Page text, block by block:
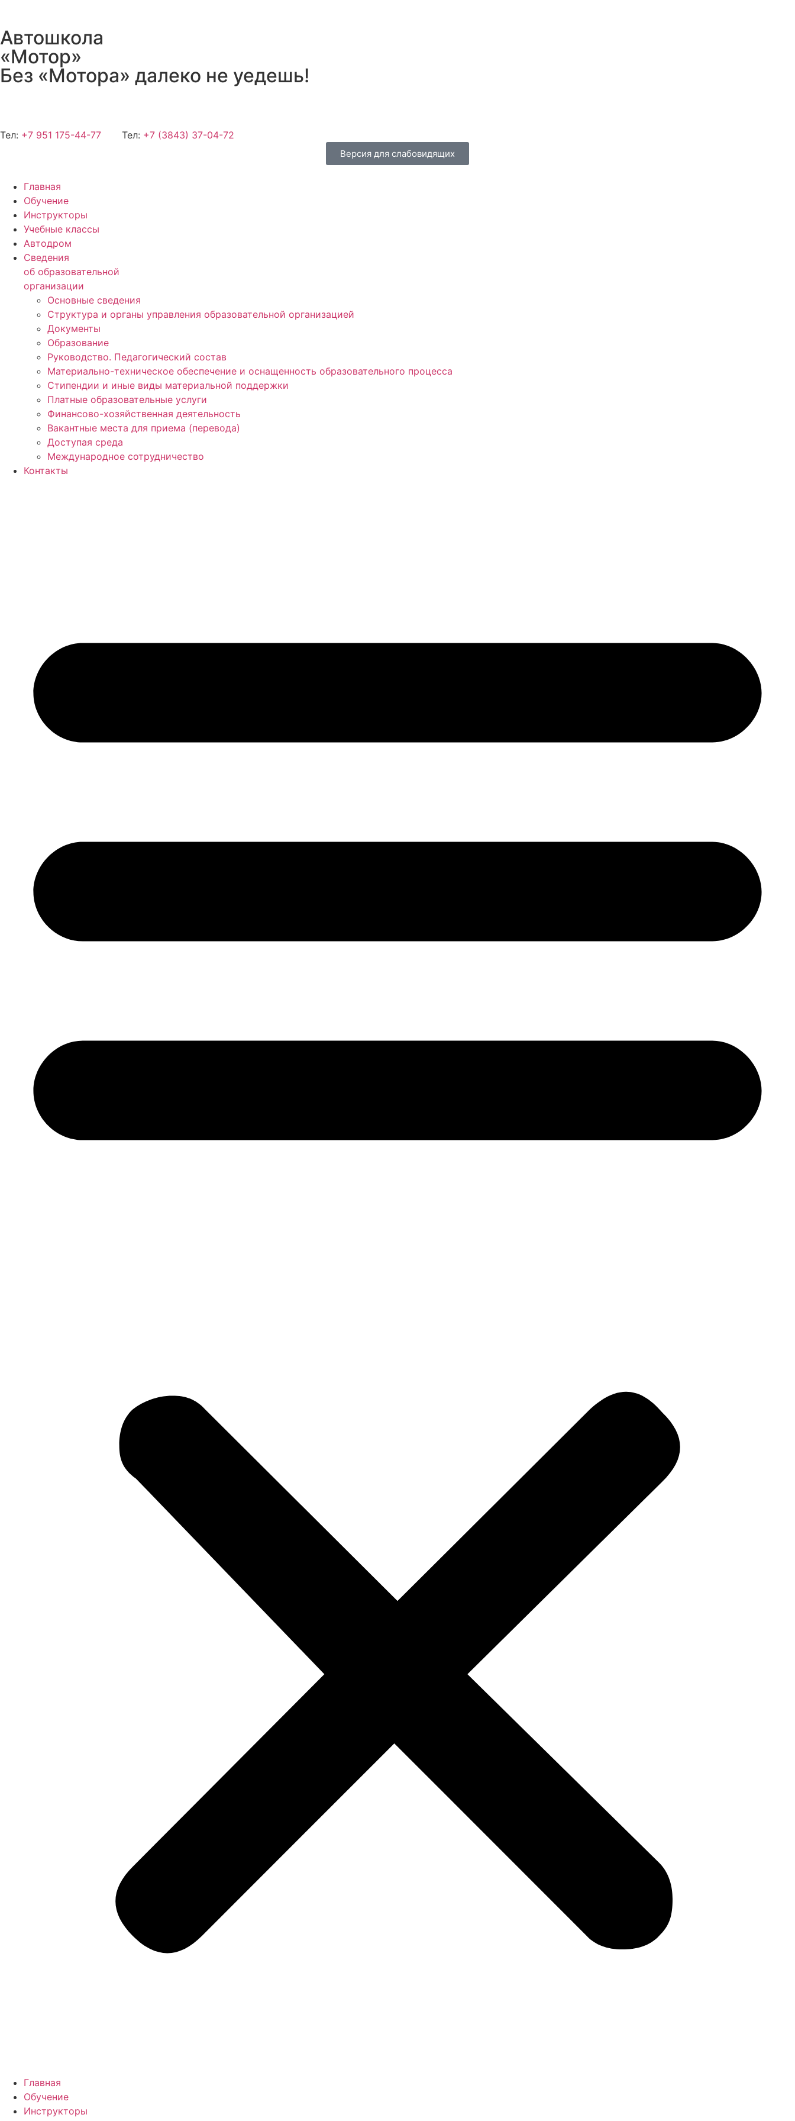
Автошкола
«Мотор»
Без «Мотора» далеко не уедешь!
Тел: +7 951 175-44-77 Тел: +7 (3843) 37-04-72
Версия для слабовидящих
Главная
Обучение
Инструкторы
Учебные классы
Автодром
Сведения
об образовательной
организации
Основные сведения
Структура и органы управления образовательной организацией
Документы
Образование
Руководство. Педагогический состав
Материально-техническое обеспечение и оснащенность образовательного процесса
Стипендии и иные виды материальной поддержки
Платные образовательные услуги
Финансово-хозяйственная деятельность
Вакантные места для приема (перевода)
Доступая среда
Международное сотрудничество
Контакты
Главная
Обучение
Инструкторы